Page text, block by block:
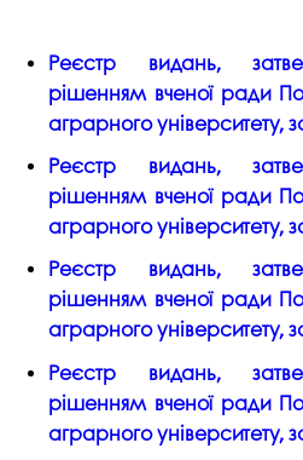
Реєстр видань,
рішенням вченої ради
аграрного університету,
Реєстр видань,
рішенням вченої ради
аграрного університету,
Реєстр видань,
рішенням вченої ради
аграрного університету,
Реєстр видань,
рішенням вченої ради
аграрного університету,